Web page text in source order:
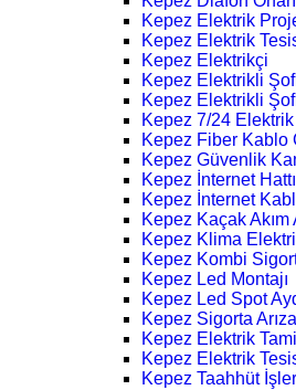
Kepez Elektrik
Kepez Elektrik
Kepez Elektrikçi
Kepez Elektrikli
Kepez Elektrikli
Kepez 7/24 Elektrik
Kepez Fiber Kablo
Kepez Güvenlik
Kepez İnternet
Kepez İnternet
Kepez Kaçak Akım
Kepez Klima
Kepez Kombi
Kepez Led Montajı
Kepez Led Spot
Kepez Sigorta
Kepez Elektrik
Kepez Elektrik
Kepez Taahhüt